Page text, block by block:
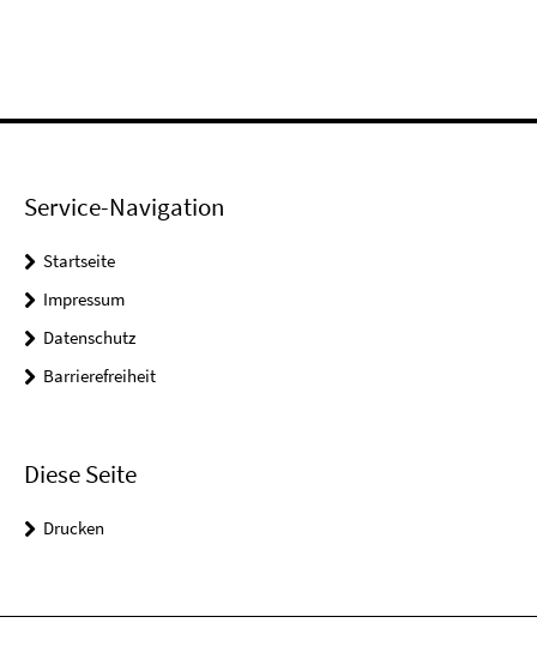
Service-Navigation
Startseite
Impressum
Datenschutz
Barrierefreiheit
Diese Seite
Drucken